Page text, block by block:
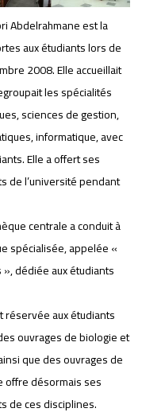
Abdelrahmane est la
aux étudiants lors de
2008. Elle accueillait
les spécialités
sciences de gestion,
informatique, avec
Elle a offert ses
de l’université pendant
centrale a conduit à
spécialisée, appelée «
dédiée aux étudiants
aux étudiants
ouvrages de biologie et
que des ouvrages de
offre désormais ses
de ces disciplines.